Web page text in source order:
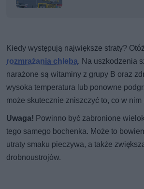
Kiedy występują największe straty?
rozmrażania chleba. Na uszkodzenia
narażone są witaminy z grupy B oraz
wysoka temperatura lub ponowne
może skutecznie zniszczyć to, co w
Uwaga! Powinno być zabronione
tego samego bochenka. Może to
utraty smaku pieczywa, a także
drobnoustrojów.